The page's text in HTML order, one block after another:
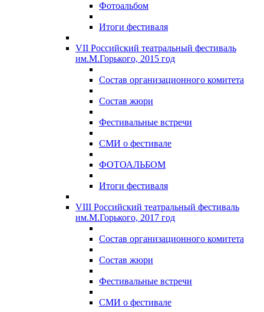
Фотоальбом
Итоги фестиваля
VII Российский театральный фестиваль
им.М.Горького, 2015 год
Состав организационного комитета
Состав жюри
Фестивальные встречи
СМИ о фестивале
ФОТОАЛЬБОМ
Итоги фестиваля
VIII Российский театральный фестиваль
им.М.Горького, 2017 год
Состав организационного комитета
Состав жюри
Фестивальные встречи
СМИ о фестивале